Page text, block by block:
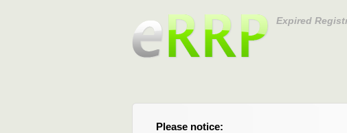
Expired
Please notice:
Bitte beachten Sie: